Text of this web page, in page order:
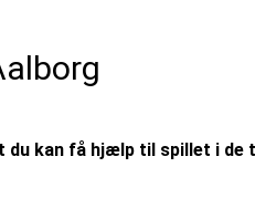
du kan få hjælp til spillet i de